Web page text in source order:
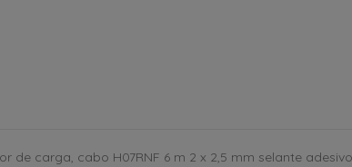
carga, cabo H07RNF 6 m 2 x 2,5 mm selante